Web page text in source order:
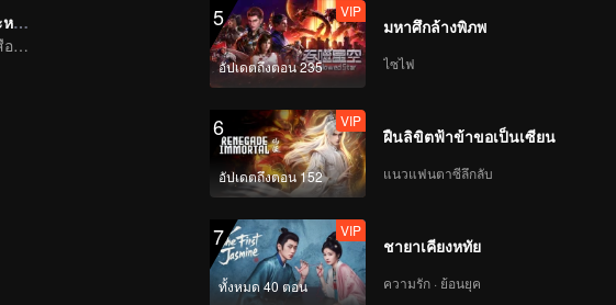
ตัวร้ายอย่างข้า...จะหนีเอาตัวรอดยังไงดี
ข้ามภพเข้าไปหนังสือและเป็นนาง(นาย)ร้ายและโหดร้ายทารุณต่อพระเอก
5
อัปเดตถึงตอน 235
VIP
มหาศึกล้างพิภพ
ไซไฟ
6
อัปเดตถึงตอน 152
VIP
ฝืนลิขิตฟ้าข้าขอเป็นเซียน
แนวแฟนตาซีลึกลับ
7
ทั้งหมด 40 ตอน
VIP
ชายาเคียงหทัย
ความรัก · ย้อนยุค